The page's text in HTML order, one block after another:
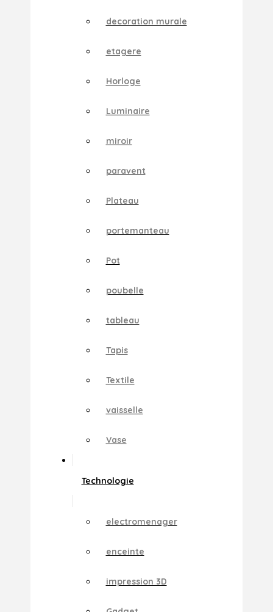
decoration murale
etagere
Horloge
Luminaire
miroir
paravent
Plateau
portemanteau
Pot
poubelle
tableau
Tapis
Textile
vaisselle
Vase
Technologie
electromenager
enceinte
impression 3D